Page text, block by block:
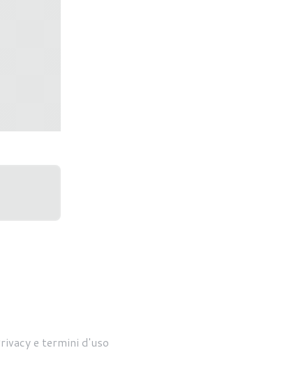
e termini d'uso